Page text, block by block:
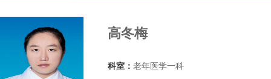
高冬梅
科室： 老年医学一科